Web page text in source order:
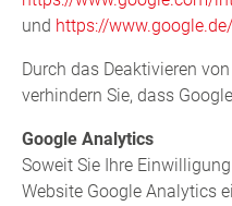
und https://
Durch das Deaktivieren
verhindern Sie, dass
Google Analytics
Soweit Sie Ihre
Website Google Analytics